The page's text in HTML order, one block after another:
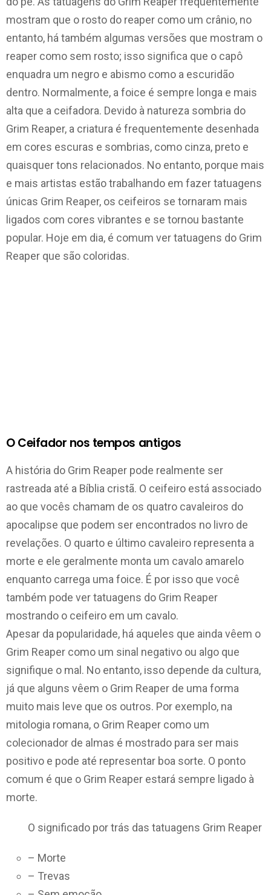
mostram que o rosto do reaper como um crânio, no
entanto, há também algumas versões que mostram o
reaper como sem rosto; isso significa que o capô
enquadra um negro e abismo como a escuridão
dentro. Normalmente, a foice é sempre longa e mais
alta que a ceifadora. Devido à natureza sombria do
Grim Reaper, a criatura é frequentemente desenhada
em cores escuras e sombrias, como cinza, preto e
quaisquer tons relacionados. No entanto, porque mais
e mais artistas estão trabalhando em fazer tatuagens
únicas Grim Reaper, os ceifeiros se tornaram mais
ligados com cores vibrantes e se tornou bastante
popular. Hoje em dia, é comum ver tatuagens do Grim
Reaper que são coloridas.
O Ceifador nos tempos antigos
A história do Grim Reaper pode realmente ser
rastreada até a Bíblia cristã. O ceifeiro está associado
ao que vocês chamam de os quatro cavaleiros do
apocalipse que podem ser encontrados no livro de
revelações. O quarto e último cavaleiro representa a
morte e ele geralmente monta um cavalo amarelo
enquanto carrega uma foice. É por isso que você
também pode ver tatuagens do Grim Reaper
mostrando o ceifeiro em um cavalo.
Apesar da popularidade, há aqueles que ainda vêem o
Grim Reaper como um sinal negativo ou algo que
signifique o mal. No entanto, isso depende da cultura,
já que alguns vêem o Grim Reaper de uma forma
muito mais leve que os outros. Por exemplo, na
mitologia romana, o Grim Reaper como um
colecionador de almas é mostrado para ser mais
positivo e pode até representar boa sorte. O ponto
comum é que o Grim Reaper estará sempre ligado à
morte.
O significado por trás das tatuagens Grim Reaper
– Morte
– Trevas